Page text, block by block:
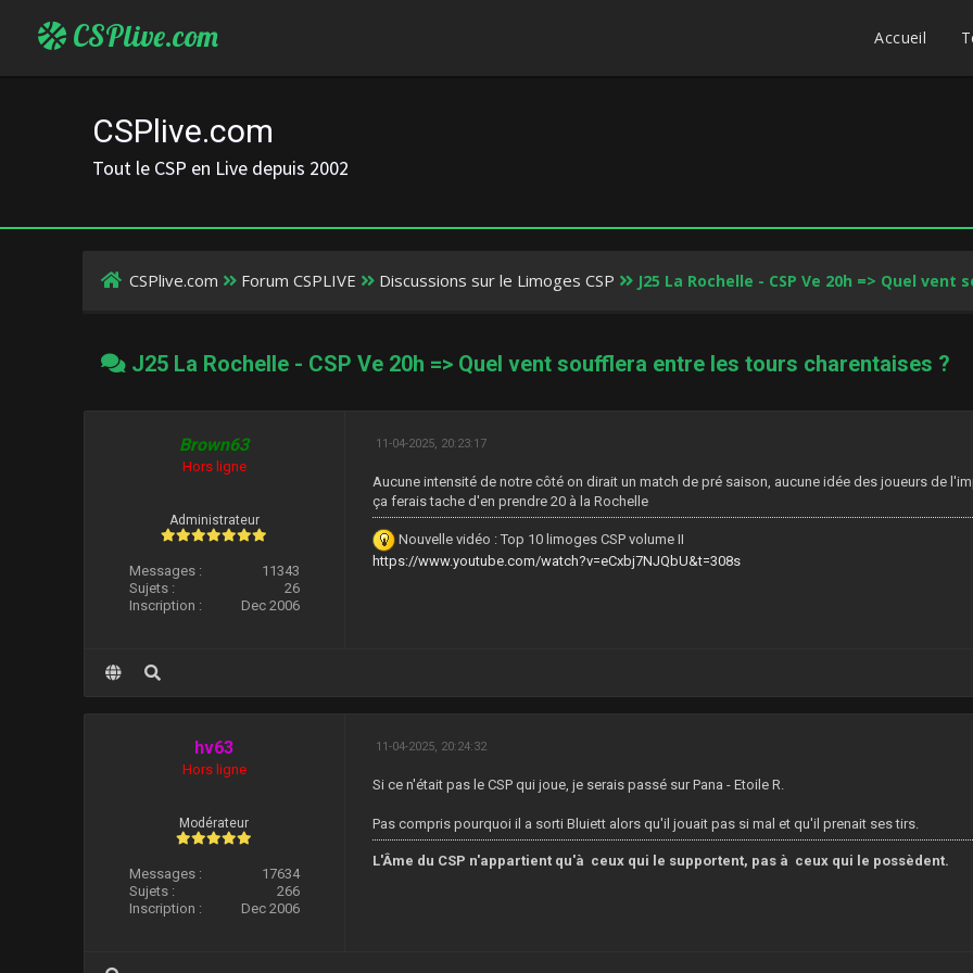
CSPlive.com Accueil
CSPlive.com
Tout le CSP en Live depuis 2002
CSPlive.com Forum CSPLIVE Discussions sur le Limoges CSP J25 La Rochelle - CSP Ve 20h => Quel
J25 La Rochelle - CSP Ve 20h => Quel vent soufflera entre les tours charentaises ?
Brown63
Hors ligne
Administrateur
Messages :
11343
Sujets :
26
Inscription :
Dec 2006
11-04-2025, 20:23:17
Aucune intensité de notre côté on dirait un match de pré saison, aucune idée des joueurs de
ça ferais tache d'en prendre 20 à la Rochelle
Nouvelle vidéo : Top 10 limoges CSP volume II
https://www.youtube.com/watch?v=eCxbj7NJQbU&t=308s
hv63
Hors ligne
Modérateur
Messages :
17634
Sujets :
266
Inscription :
Dec 2006
11-04-2025, 20:24:32
Si ce n'était pas le CSP qui joue, je serais passé sur Pana - Etoile R.
Pas compris pourquoi il a sorti Bluiett alors qu'il jouait pas si mal et qu'il prenait ses tirs.
L'Âme du CSP n'appartient qu'à ceux qui le supportent, pas à ceux qui le possèdent.